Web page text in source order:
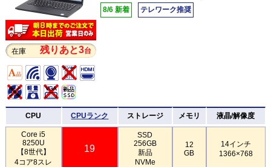
在庫 残りあと3台
8/6 新着 テレワーク推奨
CPU CPUランク ストレージ メモリ 液晶/解像度
Core i5
8250U
【8世代】
4コア8スレ
19
SSD
256GB
新品
NVMe
12
GB
14インチ
1366×768